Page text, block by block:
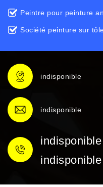
Peintre pour peinture
Société peinture sur
indisponible
indisponible
indisponible
indisponible